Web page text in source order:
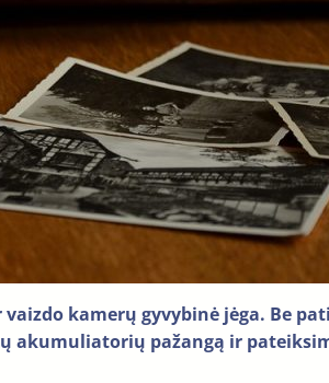
kamerų gyvybinė jėga. Be
akumuliatorių pažangą ir